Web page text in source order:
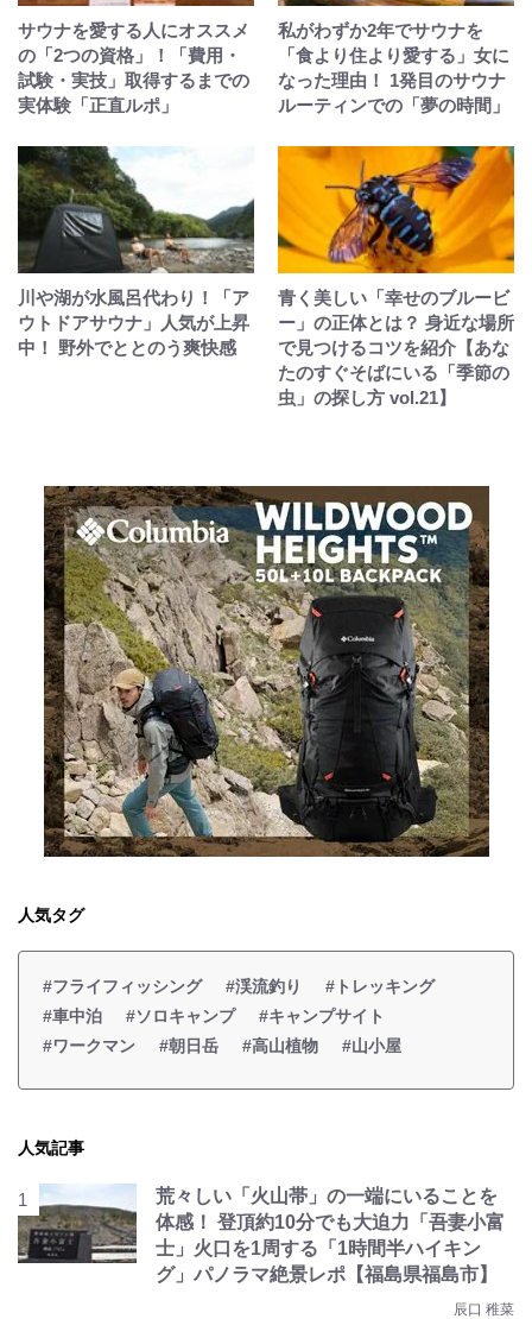
サウナを愛する人にオススメ
の「2つの資格」！「費用・
試験・実技」取得するまでの
実体験「正直ルポ」
私がわずか2年でサウナを
「食より住より愛する」女に
なった理由！ 1発目のサウナ
ルーティンでの「夢の時間」
川や湖が水風呂代わり！「ア
ウトドアサウナ」人気が上昇
中！ 野外でととのう爽快感
青く美しい「幸せのブルービ
ー」の正体とは？ 身近な場所
で見つけるコツを紹介【あな
たのすぐそばにいる「季節の
虫」の探し方 vol.21】
人気タグ
#フライフィッシング #渓流釣り
#トレッキング
#車中泊
#ソロキャンプ
#キャンプサイト
#ワークマン
#朝日岳 #高山植物 #山小屋
人気記事
荒々しい「火山帯」の一端にいることを
体感！ 登頂約10分でも大迫力「吾妻小富
士」火口を1周する「1時間半ハイキン
グ」パノラマ絶景レポ【福島県福島市】
辰口 稚菜